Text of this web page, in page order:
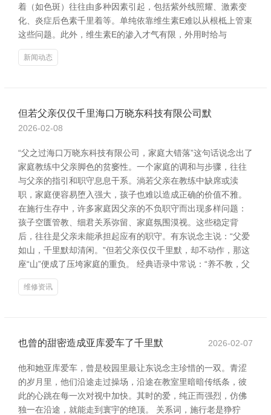
着（如色斑）往往由多种因素引起，包括紫外线照耀、激素变
化、炎症后色素千里着等。单纯依靠维生素E难以从根柢上管束
这些问题。此外，维生素E的渗入才气有限，外用时给与
新闻动态
但若父亲仅仅千里海口万晓东科技有限公司默
2026-02-08
“父之过海口万晓东科技有限公司，家庭大错落”这句话说念出了
家庭教练中父亲脚色的贫窭性。一个家庭的调和与步骤，往往
与父亲的指引和职守息息干系。淌若父亲在教练中缺席或渎
职，家庭便容易堕入强大，孩子也难以造成正确的价值不雅。
在施行生存中，许多家庭因父亲的不负职守而出现多样问题：
孩子空匮管教、细君关系弥留、家庭氛围漠视。这些稳定背
后，往往是父亲未能承担起应有的职守。有东说念主说：“父爱
如山，千里默却清闲。”但若父亲仅仅千里默，却不动作，那这
座“山”便成了压垮家庭的重负。 经典语录中常说：“养不教，父
维修资讯
也曾的甜密造成亚库爱车了千里默 2026-02-07
他和她亚库爱车，曾是校园里最让东说念主珍惜的一双。青涩
的岁月里，他们沿途走过操场，沿途在教室里暗暗传纸条，彼
此的心跳在每一次对视中加快。其时的爱，纯正而强烈，仿佛
独一在沿途，就能走到寰宇的绝顶。 关系词，施行老是狰狞